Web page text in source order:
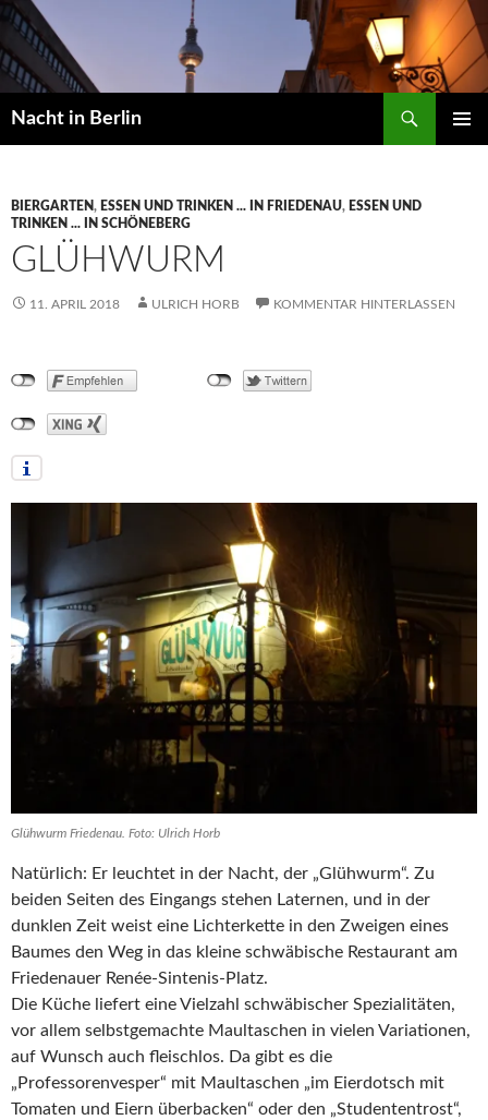
Zum
Inhalt
springen
Nacht in Berlin
BIERGARTEN, ESSEN UND TRINKEN ... IN FRIEDENAU, ESSEN UND
TRINKEN ... IN SCHÖNEBERG
GLÜHWURM
11. APRIL 2018 ULRICH HORB KOMMENTAR HINTERLASSEN
Glühwurm Friedenau. Foto: Ulrich Horb
Natürlich: Er leuchtet in der Nacht, der „Glühwurm“. Zu
beiden Seiten des Eingangs stehen Laternen, und in der
dunklen Zeit weist eine Lichterkette in den Zweigen eines
Baumes den Weg in das kleine schwäbische Restaurant am
Friedenauer Renée-Sintenis-Platz.
Die Küche liefert eine Vielzahl schwäbischer Spezialitäten,
vor allem selbstgemachte Maultaschen in vielen Variationen,
auf Wunsch auch fleischlos. Da gibt es die
„Professorenvesper“ mit Maultaschen „im Eierdotsch mit
Tomaten und Eiern überbacken“ oder den „Studententrost“,